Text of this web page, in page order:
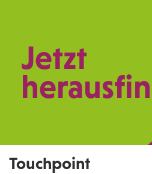
Praxismarketing
Kontakt
Jetzt
Touchpoint